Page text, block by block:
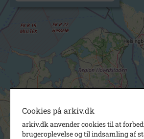
Cookies på arkiv.dk
arkiv.dk anvender cookies til at
brugeroplevelse og til indsamling af